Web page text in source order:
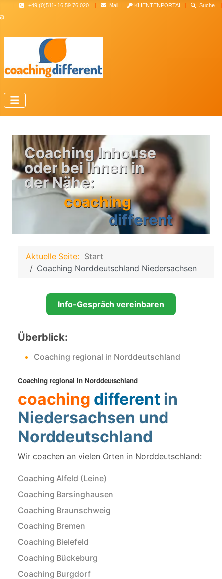
| +49 (0)511- 16 59 76 020 | Mail | KLIENTENPORTAL | Suche |
a
coaching
Coaching Inhouse
oder bei Ihnen in
derNähe:
different
Aktuelle Seite: Start
Coaching Norddeutschland Niedersachsen
Info-Gespräch vereinbaren
Überblick:
Coaching regional in Norddeutschland
Coaching regional in Norddeutschland
coaching different in
Niedersachsen und
Norddeutschland
Wir coachen an vielen Orten in Norddeutschland:
Coaching Alfeld (Leine)
Coaching Barsinghausen
Coaching Braunschweig
Coaching Bremen
Coaching Bielefeld
Coaching Bückeburg
Coaching Burgdorf